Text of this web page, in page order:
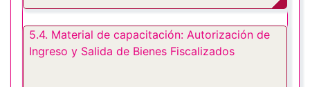
5.4. Material de capacitación: Autorización de
Ingreso y Salida de Bienes Fiscalizados